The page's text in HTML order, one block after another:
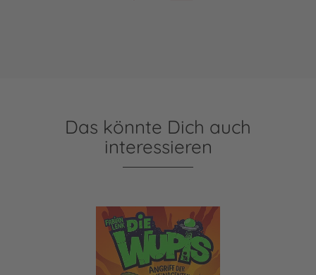
Das könnte Dich auch
interessieren